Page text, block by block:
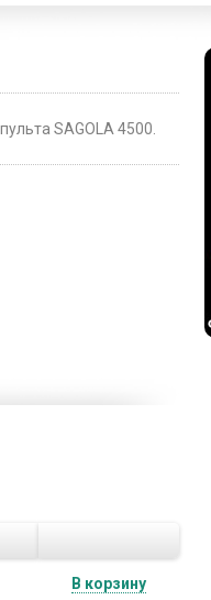
SAGOLA 4500.
В корзину